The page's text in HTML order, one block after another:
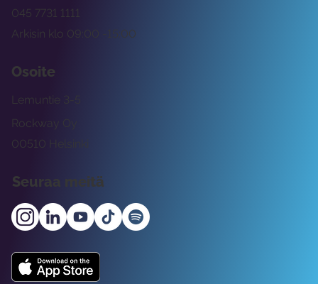
Arkisin klo 09:00 -15:00
045 7731 1111
Osoite
Rockway Oy
Lemuntie 3-5
00510 Helsinki
Seuraa meitä